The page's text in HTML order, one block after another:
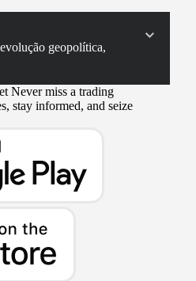
geopolítica,
Never miss a trading
stay informed, and seize